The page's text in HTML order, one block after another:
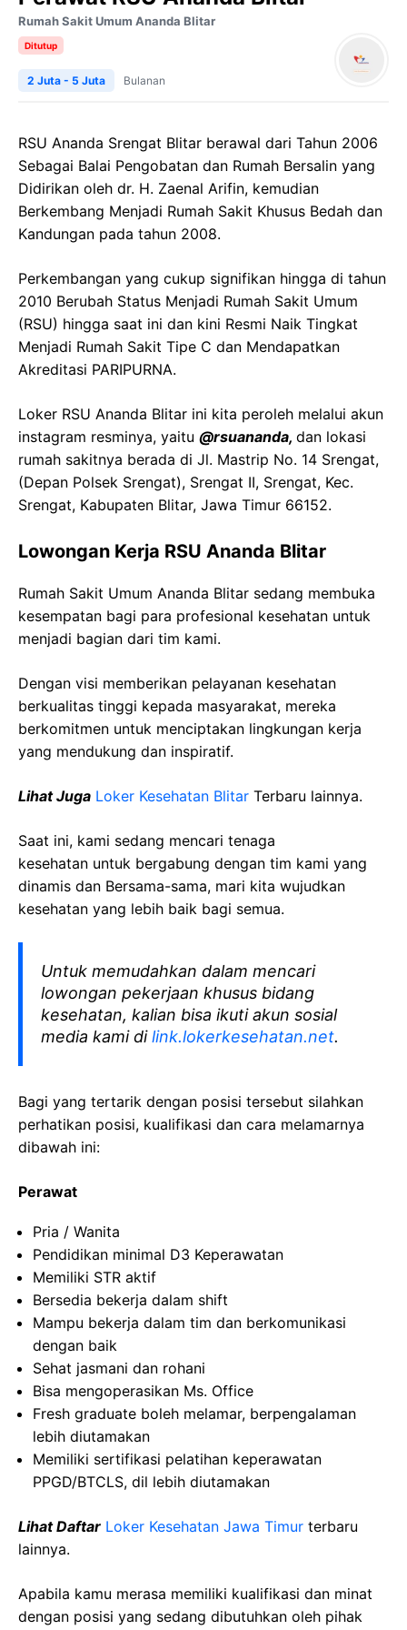
Rumah Sakit Umum Ananda Blitar
Ditutup
2 Juta - 5 Juta Bulanan
RSU Ananda Srengat Blitar berawal dari Tahun 2006
Sebagai Balai Pengobatan dan Rumah Bersalin yang
Didirikan oleh dr. H. Zaenal Arifin, kemudian
Berkembang Menjadi Rumah Sakit Khusus Bedah dan
Kandungan pada tahun 2008.
Perkembangan yang cukup signifikan hingga di tahun
2010 Berubah Status Menjadi Rumah Sakit Umum
(RSU) hingga saat ini dan kini Resmi Naik Tingkat
Menjadi Rumah Sakit Tipe C dan Mendapatkan
Akreditasi PARIPURNA.
Loker RSU Ananda Blitar ini kita peroleh melalui akun
instagram resminya, yaitu @rsuananda, dan lokasi
rumah sakitnya berada di Jl. Mastrip No. 14 Srengat,
(Depan Polsek Srengat), Srengat II, Srengat, Kec.
Srengat, Kabupaten Blitar, Jawa Timur 66152.
Lowongan Kerja RSU Ananda Blitar
Rumah Sakit Umum Ananda Blitar sedang membuka
kesempatan bagi para profesional kesehatan untuk
menjadi bagian dari tim kami.
Dengan visi memberikan pelayanan kesehatan
berkualitas tinggi kepada masyarakat, mereka
berkomitmen untuk menciptakan lingkungan kerja
yang mendukung dan inspiratif.
Lihat Juga Loker Kesehatan Blitar Terbaru lainnya.
Saat ini, kami sedang mencari tenaga
kesehatan untuk bergabung dengan tim kami yang
dinamis dan Bersama-sama, mari kita wujudkan
kesehatan yang lebih baik bagi semua.
Untuk memudahkan dalam mencari
lowongan pekerjaan khusus bidang
kesehatan, kalian bisa ikuti akun sosial
media kami dilink.lokerkesehatan.net.
Bagi yang tertarik dengan posisi tersebut silahkan
perhatikan posisi, kualifikasi dan cara melamarnya
dibawah ini:
Perawat
Pria / Wanita
Pendidikan minimal D3 Keperawatan
Memiliki STR aktif
Bersedia bekerja dalam shift
Mampu bekerja dalam tim dan berkomunikasi
dengan baik
Sehat jasmani dan rohani
Bisa mengoperasikan Ms. Office
Fresh graduate boleh melamar, berpengalaman
lebih diutamakan
Memiliki sertifikasi pelatihan keperawatan
PPGD/BTCLS, dil lebih diutamakan
Lihat Daftar Loker Kesehatan Jawa Timur terbaru
lainnya.
Apabila kamu merasa memiliki kualifikasi dan minat
dengan posisi yang sedang dibutuhkan oleh pihak